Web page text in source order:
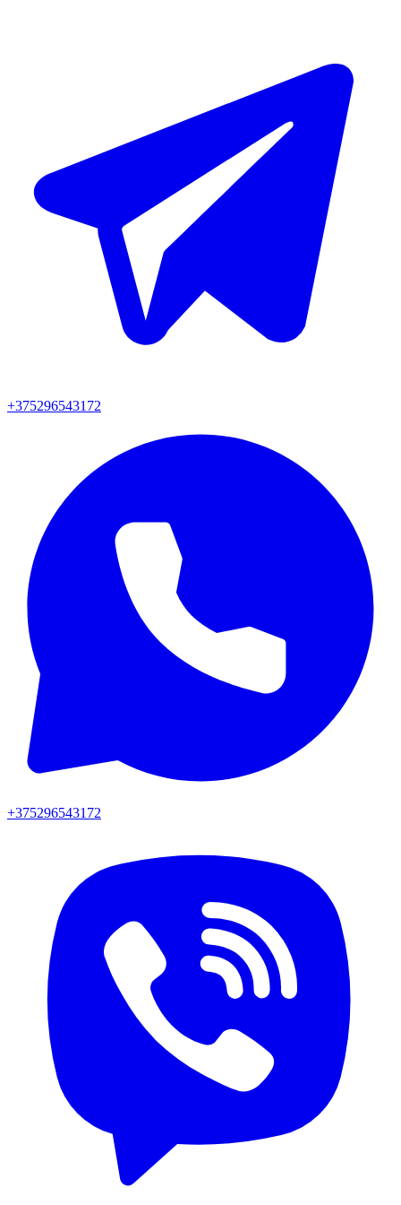
+375296543172
+375296543172